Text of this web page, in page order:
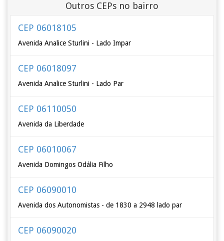
Outros CEPs no bairro
CEP 06018105
Avenida Analice Sturlini - Lado Impar
CEP 06018097
Avenida Analice Sturlini - Lado Par
CEP 06110050
Avenida da Liberdade
CEP 06010067
Avenida Domingos Odália Filho
CEP 06090010
Avenida dos Autonomistas - de 1830 a 2948 lado par
CEP 06090020